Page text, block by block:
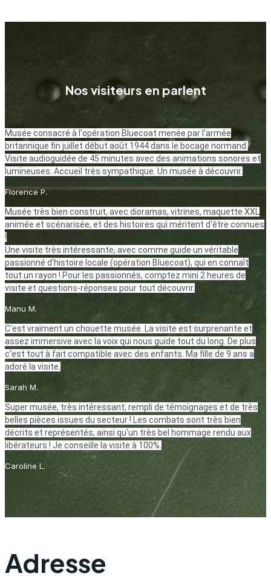
Nos visiteurs en parlent
Musée consacré à l'opération Bluecoat menée par l'armée
britannique fin juillet début août 1944 dans le bocage normand.
Visite audioguidée de 45 minutes avec des animations sonores et
lumineuses. Accueil très sympathique. Un musée à découvrir.
Florence P.
Musée très bien construit, avec dioramas, vitrines, maquette XXL
animée et scénarisée, et des histoires qui méritent d'être connues
!
Une visite très intéressante, avec comme guide un véritable
passionné d'histoire locale (opération Bluecoat), qui en connaît
tout un rayon ! Pour les passionnés, comptez mini 2 heures de
visite et questions-réponses pour tout découvrir.
Manu M.
C'est vraiment un chouette musée. La visite est surprenante et
assez immersive avec la voix qui nous guide tout du long. De plus
c'est tout à fait compatible avec des enfants. Ma fille de 9 ans a
adoré la visite.
Sarah M.
Super musée, très intéressant, rempli de témoignages et de très
belles pièces issues du secteur ! Les combats sont très bien
décrits et représentés, ainsi qu'un très bel hommage rendu aux
libérateurs ! Je conseille la visite à 100%.
Caroline L.
Adresse